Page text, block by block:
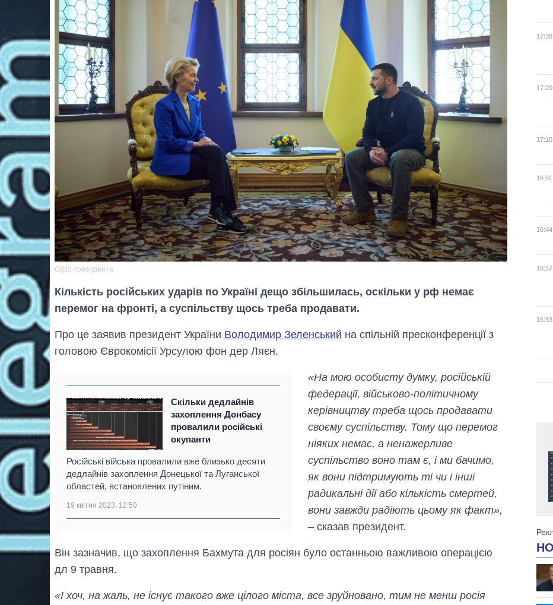
Офіс президента
Кількість російських ударів по Україні дещо збільшилась, оскільки у рф немає
перемог на фронті, а суспільству щось треба продавати.
Про це заявив президент України Володимир Зеленський на спільній пресконференції з
головою Єврокомісії Урсулою фон дер Ляєн.
Скільки дедлайнів
захоплення Донбасу
провалили російські
окупанти
Російські війська провалили вже близько десяти
дедлайнів захоплення Донецької та Луганської
областей, встановлених путіним.
19 квітня 2023, 12:50
«На мою особисту думку, російській
федерації, військово-політичному
керівництву треба щось продавати
своєму суспільству. Тому що перемог
ніяких немає, а ненажерливе
суспільство воно там є, і ми бачимо,
як вони підтримують ті чи і інші
радикальні дії або кількість смертей,
вони завжди радіють цьому як факт»,
– сказав президент.
Він зазначив, що захоплення Бахмута для росіян було останньою важливою операцією
дл 9 травня.
«І хоч, на жаль, не існує такого вже цілого міста, все зруйновано, тим не менш росія
17:38
17:29
17:10
16:51
16:44
16:37
16:33
Дефіцит пам’яті:
як зріс попит на
чипи за останні
прогнозують на
2027-й